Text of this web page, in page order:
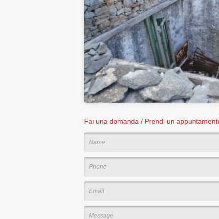
Fai una domanda / Prendi un